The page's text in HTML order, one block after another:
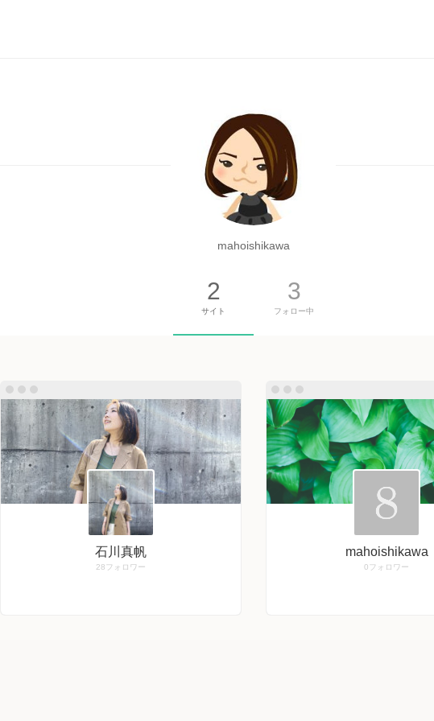
mahoishikawa
2
サイト
3
フォロー中
石川真帆
28フォロワー
mahoishikawa
0フォロワー